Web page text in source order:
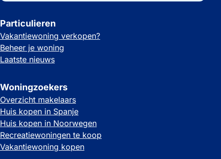
Particulieren
Vakantiewoning verkopen?
Beheer je woning
Laatste nieuws
Woningzoekers
Overzicht makelaars
Huis kopen in Spanje
Huis kopen in Noorwegen
Recreatiewoningen te koop
Vakantiewoning kopen